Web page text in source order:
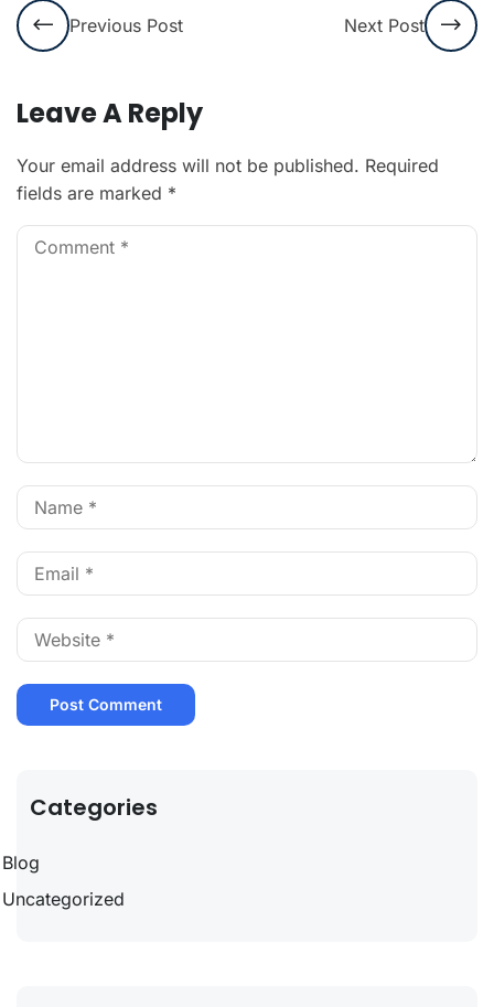
Previous Post Next Post
Leave A Reply
Your email address will not be published. Required
fields are marked *
Categories
Blog
Uncategorized